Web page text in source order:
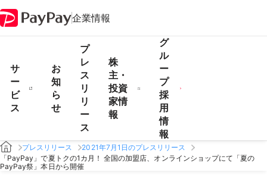
企業情報
サ
ー
ビ
ス
お
知
ら
せ
プ
レ
ス
リ
リ
ー
ス
株
主・
投資
家情
報
グ
ル
ー
プ
採
用
情
報
プレスリリース
2021年7月1日のプレスリリース
「PayPay」で夏トクの1カ月！ 全国の加盟店、オンラインショップにて「夏の
PayPay祭」本日から開催